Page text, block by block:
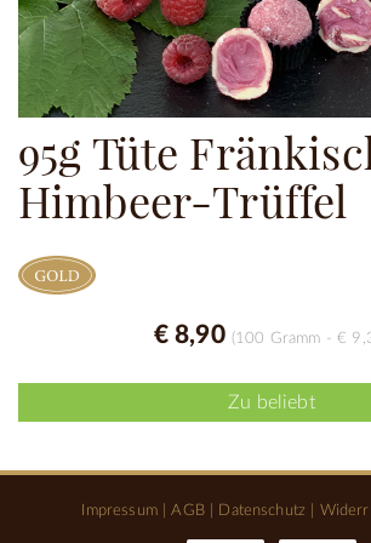
95g Tüte
Himbeer-Trüffel
€ 8,90 (100 Gramm - €
Zu beliebt
Impressum|AGB| Datenschutz